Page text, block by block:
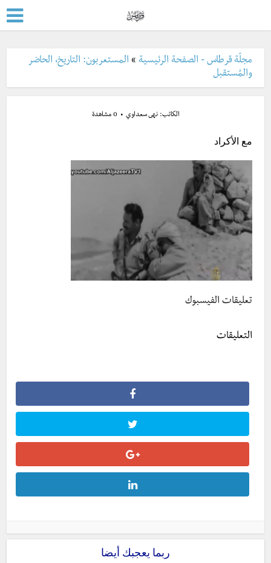
مجلّة قرطاس - الصفحة الرئيسية » المستعربون: التاريخ، الحاضر
والمُستقبل
الكاتب:نهى سعداوي 0 مشاهدة
مع الأكراد
تعليقات الفيسبوك
التعليقات
ربما يعجبك أيضا